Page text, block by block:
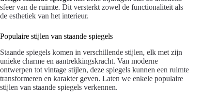
sfeer van de ruimte. Dit versterkt zowel de functionaliteit als
de esthetiek van het interieur.
Populaire stijlen van staande spiegels
Staande spiegels komen in verschillende stijlen, elk met zijn
unieke charme en aantrekkingskracht. Van moderne
ontwerpen tot vintage stijlen, deze spiegels kunnen een ruimte
transformeren en karakter geven. Laten we enkele populaire
stijlen van staande spiegels verkennen.